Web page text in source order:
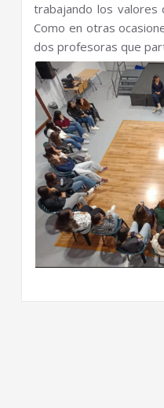
trabajando los valores
Como en otras
dos profesoras que